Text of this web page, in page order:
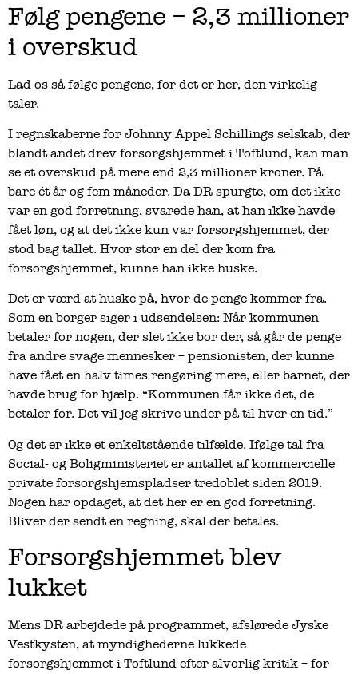
Følg pengene – 2,3 millioner
i overskud
Lad os så følge pengene, for det er her, den virkelig
taler.
I regnskaberne for Johnny Appel Schillings selskab, der
blandt andet drev forsorgshjemmet i Toftlund, kan man
se et overskud på mere end 2,3 millioner kroner. På
bare ét år og fem måneder. Da DR spurgte, om det ikke
var en god forretning, svarede han, at han ikke havde
fået løn, og at det ikke kun var forsorgshjemmet, der
stod bag tallet. Hvor stor en del der kom fra
forsorgshjemmet, kunne han ikke huske.
Det er værd at huske på, hvor de penge kommer fra.
Som en borger siger i udsendelsen: Når kommunen
betaler for nogen, der slet ikke bor der, så går de penge
fra andre svage mennesker – pensionisten, der kunne
have fået en halv times rengøring mere, eller barnet, der
havde brug for hjælp. “Kommunen får ikke det, de
betaler for. Det vil jeg skrive under på til hver en tid.”
Og det er ikke et enkeltstående tilfælde. Ifølge tal fra
Social- og Boligministeriet er antallet af kommercielle
private forsorgshjemspladser tredoblet siden 2019.
Nogen har opdaget, at det her er en god forretning.
Bliver der sendt en regning, skal der betales.
Forsorgshjemmet blev
lukket
Mens DR arbejdede på programmet, afslørede Jyske
Vestkysten, at myndighederne lukkede
forsorgshjemmet i Toftlund efter alvorlig kritik – for